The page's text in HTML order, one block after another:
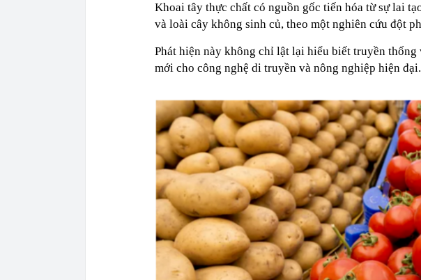
rộng nhất Việt Nam
12:13
Hà Nội đồng bộ triển khai Vùng phát thải
12:12
Người phụ nữ 50 tuổi bị loãng xương,
món ăn sáng nhiều người rất chuộng vì
12:03
Ô tô đỗ qua đêm ở khu đô thị bị trộm mất
Khoai tây thực chất có nguồn gốc tiến hóa từ sự lai
và loài cây không sinh củ, theo một nghiên cứu đột
Phát hiện này không chỉ lật lại hiểu biết truyền
mới cho công nghệ di truyền và nông nghiệp hiện đại.